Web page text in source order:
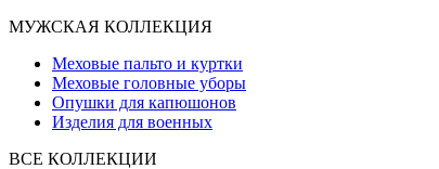
МУЖСКАЯ КОЛЛЕКЦИЯ
Меховые пальто и куртки
Меховые головные уборы
Опушки для капюшонов
Изделия для военных
ВСЕ КОЛЛЕКЦИИ